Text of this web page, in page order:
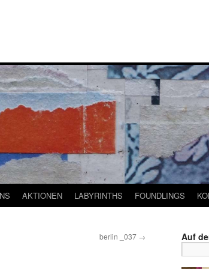
AKTIONEN LABYRINTHS FOUNDLINGS
berlin _037 → Auf